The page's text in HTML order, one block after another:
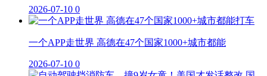
2026-07-10 0
一个APP走世界 高德在47个国家1000+城市都能
2026-07-10 0